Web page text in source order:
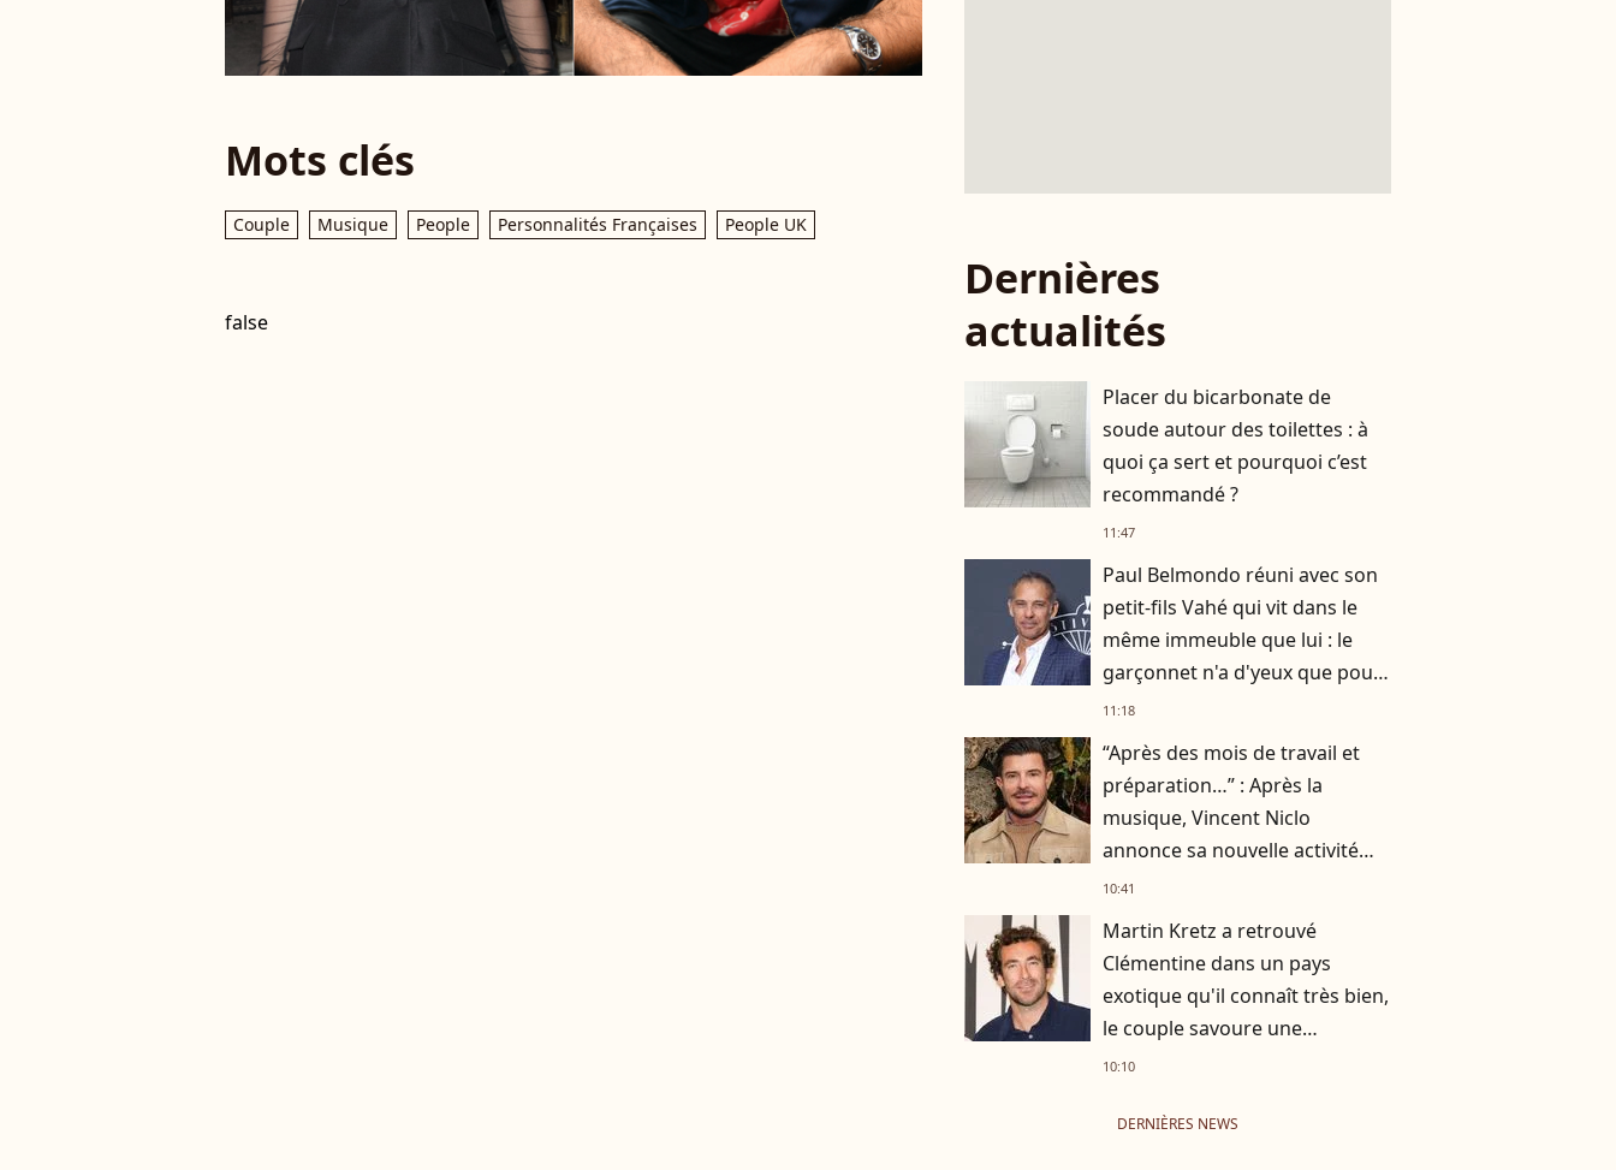
Mots clés
Couple Musique People Personnalités Françaises People UK
false
Dernières
actualités
Placer du bicarbonate de
soude autour des toilettes : à
quoi ça sert et pourquoi c’est
recommandé ?
11:47
Paul Belmondo réuni avec son
petit-fils Vahé qui vit dans le
même immeuble que lui : le
garçonnet n'a d'yeux que pour
son papa à la télévision
11:18
“Après des mois de travail et
préparation…” : Après la
musique, Vincent Niclo
annonce sa nouvelle activité
impliquant plusieurs
10:41
Martin Kretz a retrouvé
Clémentine dans un pays
exotique qu'il connaît très bien,
le couple savoure une
parenthèse paradisiaque
10:10
DERNIÈRES NEWS